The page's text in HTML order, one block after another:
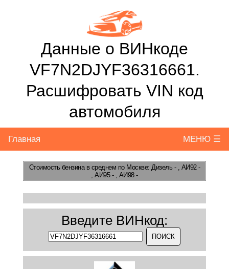
Данные о ВИНкоде
VF7N2DJYF36316661.
Расшифровать VIN код
автомобиля
Главная МЕНЮ ☰
Стоимость бензинав среднем по Москве: Дизель - , АИ92 -
, АИ95 - , АИ98 -
Введите ВИНкод: